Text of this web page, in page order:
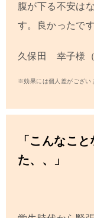
腹が下る不安は
す。良かったです
久保田 幸子様（
※効果には個人差がござい
「こんなこ
た、、」